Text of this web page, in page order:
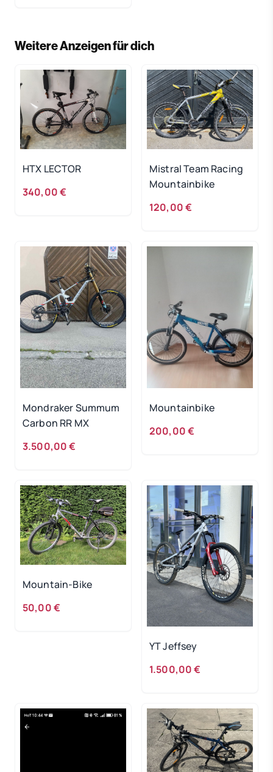
Weitere Anzeigen für dich
HTX LECTOR
340,00 €
Mistral Team Racing
Mountainbike
120,00 €
Mondraker Summum
Carbon RR MX
3.500,00 €
Mountainbike
200,00 €
Mountain-Bike
50,00 €
YT Jeffsey
1.500,00 €